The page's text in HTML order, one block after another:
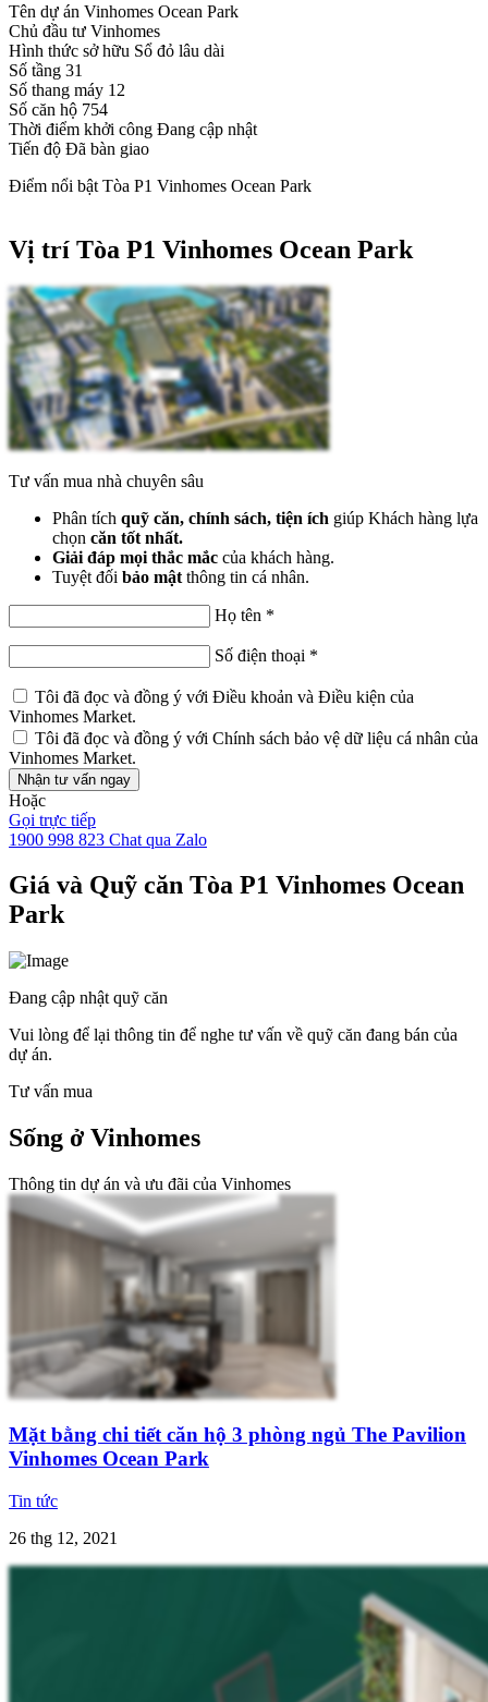
Tên dự án Vinhomes Ocean Park
Chủ đầu tư Vinhomes
Hình thức sở hữu Sổ đỏ lâu dài
Số tầng 31
Số thang máy 12
Số căn hộ 754
Thời điểm khởi công Đang cập nhật
Tiến độ Đã bàn giao
Điểm nổi bật Tòa P1 Vinhomes Ocean Park
Vị trí Tòa P1 Vinhomes Ocean Park
Tư vấn mua nhà chuyên sâu
Phân tích quỹ căn, chính sách, tiện ích giúp Khách hàng lựa
chọn căn tốt nhất.
Giải đáp mọi thắc mắc của khách hàng.
Tuyệt đối bảo mật thông tin cá nhân.
Họ tên *
Số điện thoại *
Tôi đã đọc và đồng ý với Điều khoản và Điều kiện của
Vinhomes Market.
Tôi đã đọc và đồng ý với Chính sách bảo vệ dữ liệu cá nhân của
Vinhomes Market.
Nhận tư vấn ngay
Hoặc
Gọi trực tiếp
1900 998 823 Chat qua Zalo
Giá và Quỹ căn Tòa P1 Vinhomes Ocean
Park
Đang cập nhật quỹ căn
Vui lòng để lại thông tin để nghe tư vấn về quỹ căn đang bán của
dự án.
Tư vấn mua
Sống ở Vinhomes
Thông tin dự án và ưu đãi của Vinhomes
Mặt bằng chi tiết căn hộ 3 phòng ngủ The Pavilion
Vinhomes Ocean Park
Tin tức
26 thg 12, 2021